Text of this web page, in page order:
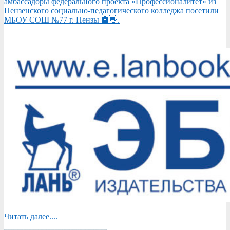
Пензенского социально-педагогического колледжа посетили
МБОУ СОШ №77 г. Пензы 🏫👋.
Читать далее....